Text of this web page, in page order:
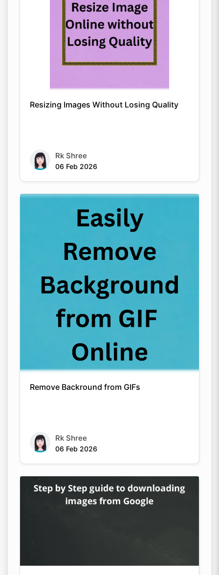
Resizing Images Without Losing Quality
Rk Shree
06 Feb 2026
Remove Backround from GIFs
Rk Shree
06 Feb 2026